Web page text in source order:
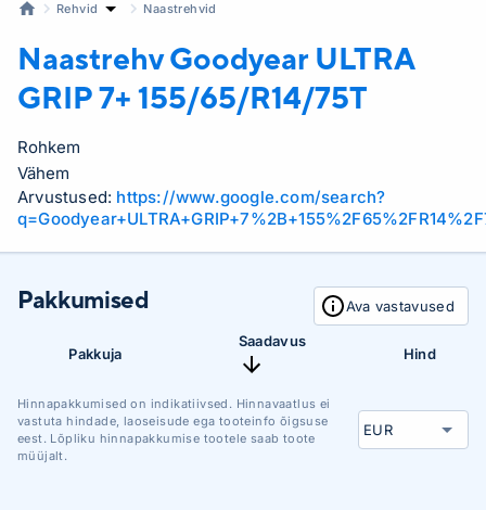
Rehvid Naastrehvid
Naastrehv Goodyear ULTRA
GRIP 7+ 155/65/R14/75T
Rohkem
Vähem
Arvustused: https://www.google.com/search?
Pakkumised Ava vastavused
Pakkuja
Saadavus
Hind
Hinnapakkumised on indikatiivsed. Hinnavaatlus ei
vastuta hindade, laoseisude ega tooteinfo õigsuse
eest. Lõpliku hinnapakkumise tootele saab toote
müüjalt.